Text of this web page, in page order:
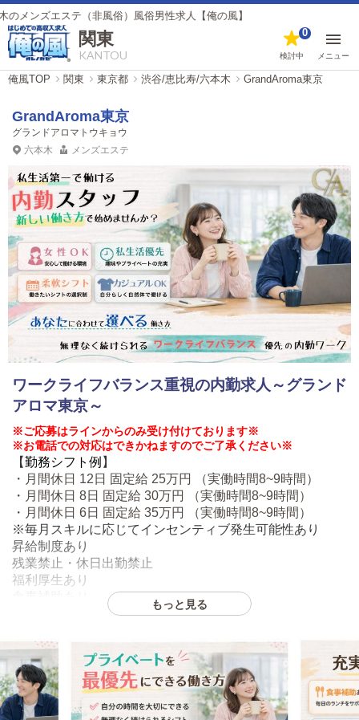
ステ（非風俗）風俗男性求人【俺の風】
関東
KANTOU 検討中
0
メニュー
俺風TOP 関東 東京都 渋谷/恵比寿/六本木 GrandAroma東京
GrandAroma東京
グランドアロマトウキョウ
六本木
メンズエステ
ワークライフバランス重視の内勤求人～グランド
アロマ東京～
※ご応募はラインからのみ受け付けております※
※お電話での対応はできかねますのでご了承ください※
【勤務シフト例 】
・月間休日 12日 固定給 25万円 （実働時間8~9時間）
・月間休日 8日 固定給 30万円 （実働時間8~9時間）
・月間休日 6日 固定給 35万円 （実働時間8~9時間）
※毎月スキルに応じてインセンティブ発生可能性あり
昇給制度あり
残業禁止・休日出勤禁止
福利厚生あり
※学歴規定あり
◆業務内容
予約受付
ルーム点検・清掃
もっと見る